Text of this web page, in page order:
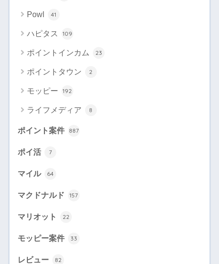
Powl 41
ハピタス 109
ポイントインカム 23
ポイントタウン 2
モッピー 192
ライフメディア 8
ポイント案件 887
ポイ活 7
マイル 64
マクドナルド 157
マリオット 22
モッピー案件 33
レビュー 82